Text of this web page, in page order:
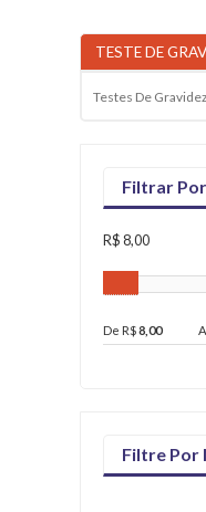
TESTE DE
Testes De Gravidez
Filtrar
R$ 8,00
De R$8,00
Filtre Por